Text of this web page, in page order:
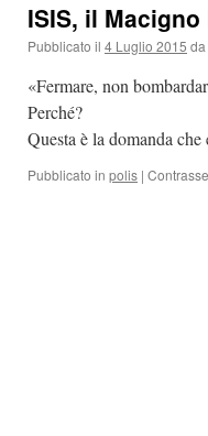
ISIS, il Macigno
Pubblicato il 4 Luglio 2015 da
«Fermare, non
Perché?
Questa è la domanda
Pubblicato in polis |